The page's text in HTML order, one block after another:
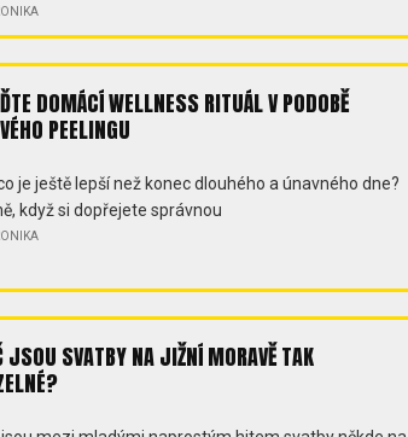
DOMÁCÍ WELLNESS RITUÁL V PODOBĚ
PEELINGU
je ještě lepší než konec dlouhého a únavného dne?
když si dopřejete správnou
JSOU SVATBY NA JIŽNÍ MORAVĚ TAK